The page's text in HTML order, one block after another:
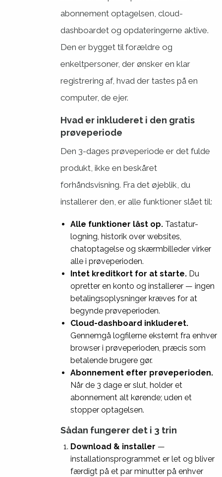
abonnement optagelsen, cloud-
dashboardet og opdateringerne aktive.
Den er bygget til forældre og
enkeltpersoner, der ønsker en klar
registrering af, hvad der tastes på en
computer, de ejer.
Hvad er inkluderet i den gratis
prøveperiode
Den 3-dages prøveperiode er det fulde
produkt, ikke en beskåret
forhåndsvisning. Fra det øjeblik, du
installerer den, er alle funktioner slået til:
Alle funktioner låst op. Tastatur-
logning, historik over websites,
chatoptagelse og skærmbilleder virker
alle i prøveperioden.
Intet kreditkort for at starte. Du
opretter en konto og installerer — ingen
betalingsoplysninger kræves for at
begynde prøveperioden.
Cloud-dashboard inkluderet.
Gennemgå logfilerne eksternt fra enhver
browser i prøveperioden, præcis som
betalende brugere gør.
Abonnement efter prøveperioden.
Når de 3 dage er slut, holder et
abonnement alt kørende; uden et
stopper optagelsen.
Sådan fungerer det i 3 trin
Download & installer —
installationsprogrammet er let og bliver
færdigt på et par minutter på enhver